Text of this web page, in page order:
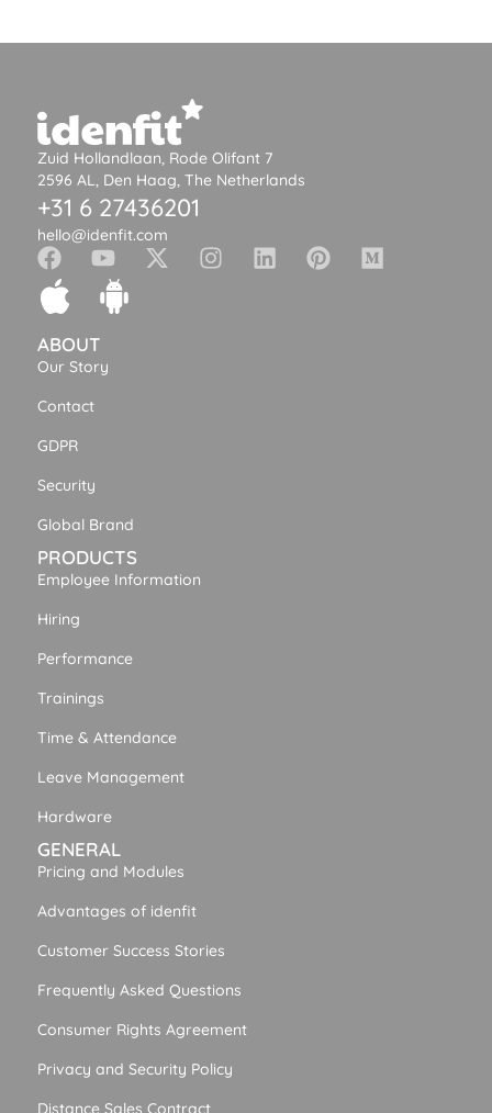
Zuid Hollandlaan, Rode Olifant 7
2596 AL, Den Haag, The Netherlands
+31 6 27436201
hello@idenfit.com
ABOUT
Our Story
Contact
GDPR
Security
Global Brand
PRODUCTS
Employee Information
Hiring
Performance
Trainings
Time & Attendance
Leave Management
Hardware
GENERAL
Pricing and Modules
Advantages of idenfit
Customer Success Stories
Frequently Asked Questions
Consumer Rights Agreement
Privacy and Security Policy
Distance Sales Contract